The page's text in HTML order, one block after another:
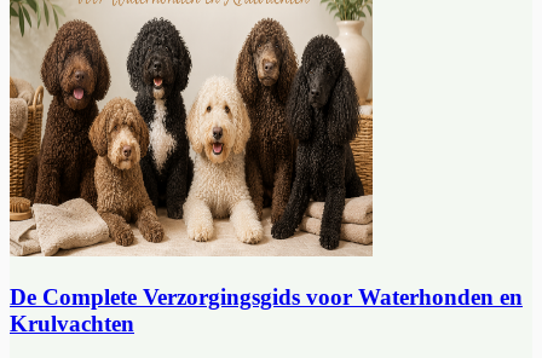
De Complete Verzorgingsgids voor Waterhonden en
Krulvachten